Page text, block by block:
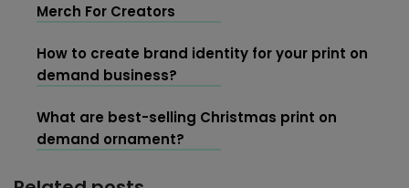
Merch For Creators
How to create brand identity for your print on
demand business?
What are best-selling Christmas print on
demand ornament?